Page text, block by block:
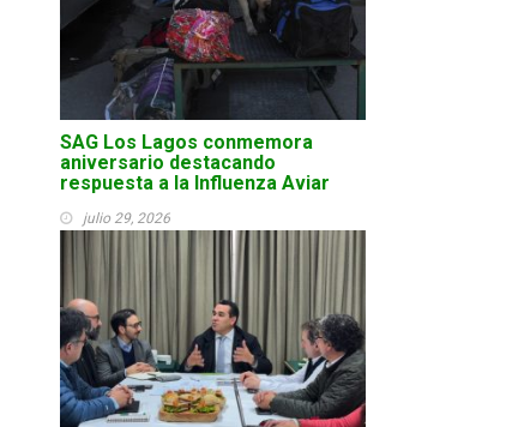
SAG Los Lagos conmemora
aniversario destacando
respuesta a la Influenza Aviar
julio 29, 2026